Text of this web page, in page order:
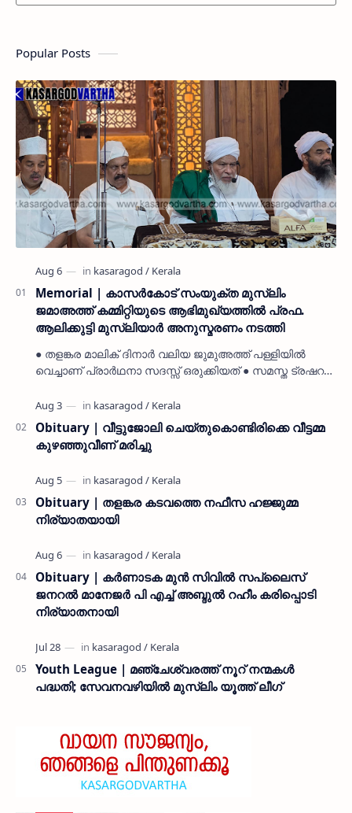
Popular Posts
Memorial | കാസർകോട് സംയുക്ത മുസ്ലിം
ജമാഅത്ത് കമ്മിറ്റിയുടെ ആഭിമുഖ്യത്തിൽ പ്രഫ.
ആലിക്കുട്ടി മുസ്ലിയാർ അനുസ്മരണം നടത്തി
● തളങ്കര മാലിക് ദിനാർ വലിയ ജുമുഅത്ത് പള്ളിയിൽ
വെച്ചാണ് പ്രാർഥനാ സദസ്സ് ഒരുക്കിയത് ● സമസ്ത ട്രഷറർ
നൽകി കാസ…
Obituary | വീട്ടുജോലി ചെയ്തുകൊണ്ടിരിക്കെ വീട്ടമ്മ
കുഴഞ്ഞുവീണ് മരിച്ചു
Obituary | തളങ്കര കടവത്തെ നഫീസ ഹജ്ജുമ്മ
നിര്യാതയായി
Obituary | കർണാടക മുൻ സിവില്‍ സപ്ലൈസ്
ജനറൽ മാനേജർ പി എച്ച് അബ്ദുൽ റഹീം കരിപ്പൊടി
നിര്യാതനായി
Youth League | മഞ്ചേശ്വരത്ത് നൂറ് നന്മകൾ
പദ്ധതി; സേവനവഴിയിൽ മുസ്ലിം യൂത്ത് ലീഗ്